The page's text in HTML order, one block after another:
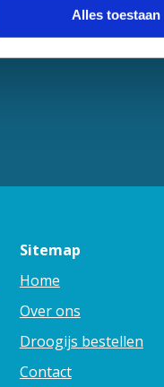
Alles toestaan
Sitemap
Home
Over ons
Droogijs bestellen
Contact